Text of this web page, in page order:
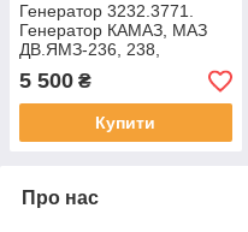
Генератор 3232.3771.
Генератор КАМАЗ, МАЗ
ДВ.ЯМЗ-236, 238,
КАМАЗ-740 28В 60А
5 500 ₴
Купити
Про нас